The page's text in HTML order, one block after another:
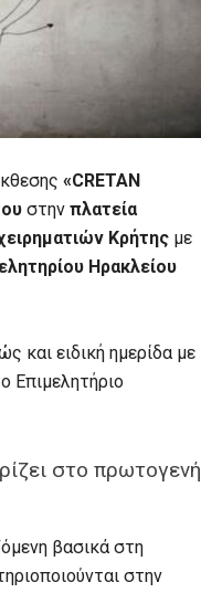
«CRETAN
στην πλατεία
Κρήτης με
Ηρακλείου
και ειδική ημερίδα με
Επιμελητήριο
στο πρωτογενή
βασικά στη
στην